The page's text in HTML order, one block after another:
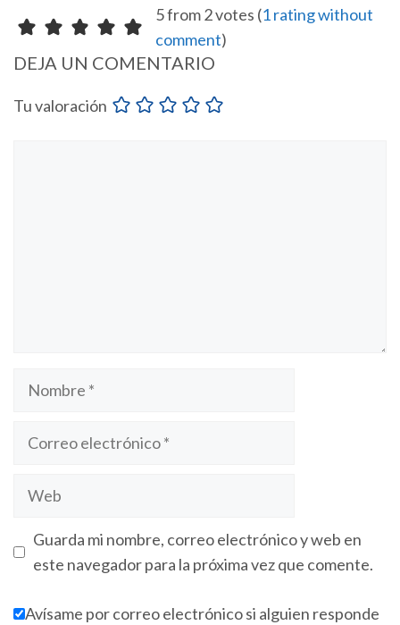
5 from 2 votes (1 rating without
comment)
DEJA UN COMENTARIO
Tu valoración
Guarda mi nombre, correo electrónico y web en
este navegador para la próxima vez que comente.
Avísame por correo electrónico si alguien responde